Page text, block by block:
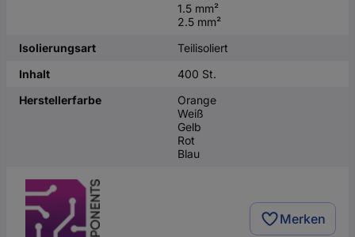
1.5 mm²
2.5 mm²
Isolierungsart
Teilisoliert
Inhalt
400 St.
Herstellerfarbe
Orange
Weiß
Gelb
Rot
Blau
Merken